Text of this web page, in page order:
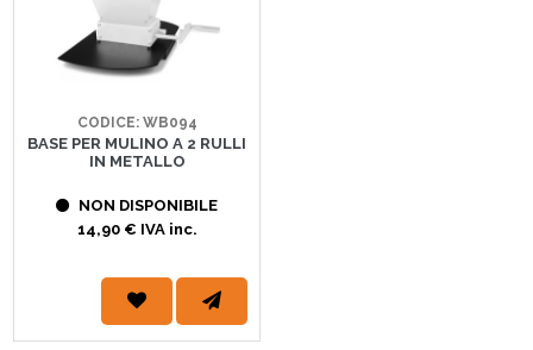
CODICE: WB094
BASE PER MULINO A 2 RULLI
IN METALLO
NON DISPONIBILE
14,90 € IVA inc.